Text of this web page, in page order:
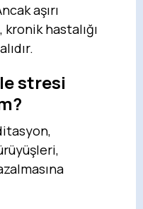
aşırı
hastalığı
stresi